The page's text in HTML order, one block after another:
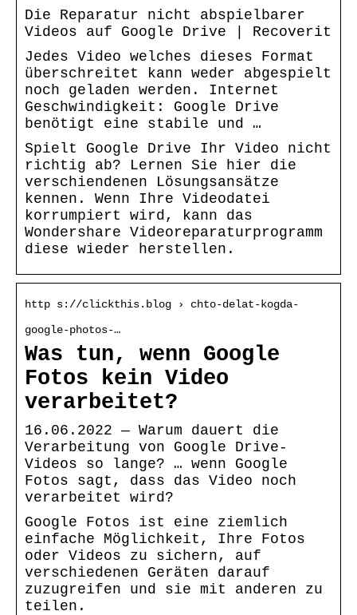
Die Reparatur nicht abspielbarer
Videos auf Google Drive | Recoverit
Jedes Video welches dieses Format
überschreitet kann weder abgespielt
noch geladen werden. Internet
Geschwindigkeit: Google Drive
benötigt eine stabile und …
Spielt Google Drive Ihr Video nicht
richtig ab? Lernen Sie hier die
verschiendenen Lösungsansätze
kennen. Wenn Ihre Videodatei
korrumpiert wird, kann das
Wondershare Videoreparaturprogramm
diese wieder herstellen.
http s://clickthis.blog › chto-delat-kogda-
google-photos-…
Was tun, wenn Google
Fotos kein Video
verarbeitet?
16.06.2022 — Warum dauert die
Verarbeitung von Google Drive-
Videos so lange? … wenn Google
Fotos sagt, dass das Video noch
verarbeitet wird?
Google Fotos ist eine ziemlich
einfache Möglichkeit, Ihre Fotos
oder Videos zu sichern, auf
verschiedenen Geräten darauf
zuzugreifen und sie mit anderen zu
teilen.